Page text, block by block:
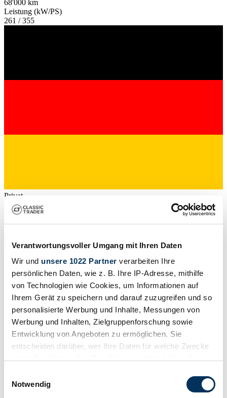
Verantwortungsvoller Umgang mit Ihren Daten
Wir und unsere 1022 Partner verarbeiten Ihre
persönlichen Daten, wie z. B. Ihre IP-Adresse, mithilfe
von Technologien wie Cookies, um Informationen auf
Ihrem Gerät zu speichern und darauf zuzugreifen und so
personalisierte Werbung und Inhalte, Messungen von
Werbung und Inhalten, Zielgruppenforschung sowie
Entwicklung von Angeboten zu ermöglichen. Sie
entscheiden darüber, wer Ihre Daten für welche Zwecke
Trigger Symbol ändern oder widerrufen
Notwendig
68'000 km
Leistung (kW/PS)
261 / 355
Privat
Abgelaufenes Inserat